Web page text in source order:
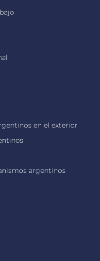
en el exterior
argentinos